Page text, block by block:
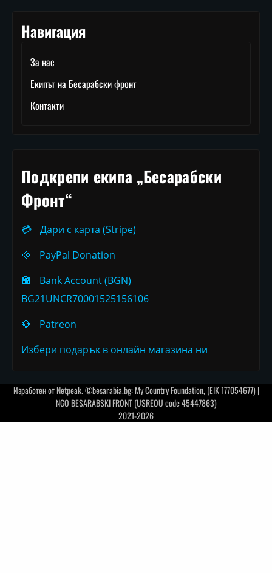
Навигация
За нас
Екипът на Бесарабски фронт
Контакти
Подкрепи екипа „Бесарабски
Фронт“
💳
Дари с карта (Stripe)
💠
PayPal Donation
🏦
Bank Account (BGN)
BG21UNCR70001525156106
💎
Patreon
Избери подарък в онлайн магазина ни
Изработен отNetpeak. ©besarabia.bg: My Country Foundation, (EIK 177054677) |
NGO BESARABSKI FRONT (USREOU code 45447863)
2021-2026